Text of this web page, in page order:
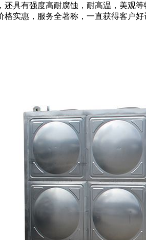
具有强度高耐腐蚀，耐高温，美观
实惠，服务全著称，一直获得客户好